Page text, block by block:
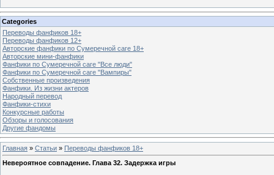
Categories
Переводы фанфиков 18+
Переводы фанфиков 12+
Авторские фанфики по Сумеречной саге 18+
Авторские мини-фанфики
Фанфики по Сумеречной саге "Все люди"
Фанфики по Сумеречной саге "Вампиры"
Собственные произведения
Фанфики. Из жизни актеров
Народный перевод
Фанфики-стихи
Конкурсные работы
Обзоры и голосования
Другие фандомы
Главная » Статьи » Переводы фанфиков 18+
Невероятное совпадение. Глава 32. Задержка игры